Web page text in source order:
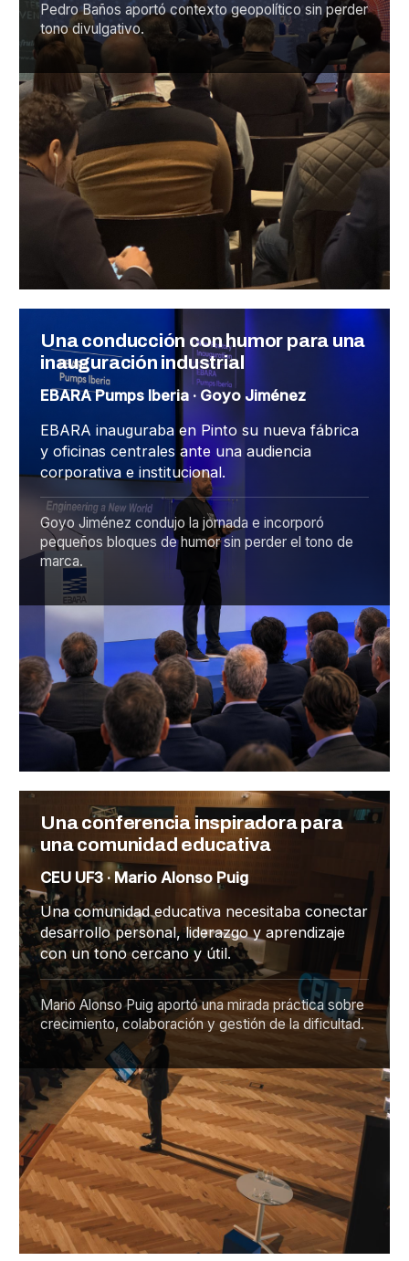
Pedro Baños aportó contexto geopolítico sin perder
tono divulgativo.
Una conducción con humor para una
inauguración industrial
EBARA Pumps Iberia · Goyo Jiménez
EBARA inauguraba en Pinto su nueva fábrica
y oficinas centrales ante una audiencia
corporativa e institucional.
Goyo Jiménez condujo la jornada e incorporó
pequeños bloques de humor sin perder el tono de
marca.
Una conferencia inspiradora para
una comunidad educativa
CEU UF3 · Mario Alonso Puig
Una comunidad educativa necesitaba conectar
desarrollo personal, liderazgo y aprendizaje
con un tono cercano y útil.
Mario Alonso Puig aportó una mirada práctica sobre
crecimiento, colaboración y gestión de la dificultad.